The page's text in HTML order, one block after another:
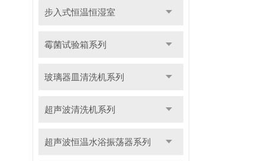
步入式恒温恒湿室
霉菌试验箱系列
玻璃器皿清洗机系列
超声波清洗机系列
超声波恒温水浴振荡器系列